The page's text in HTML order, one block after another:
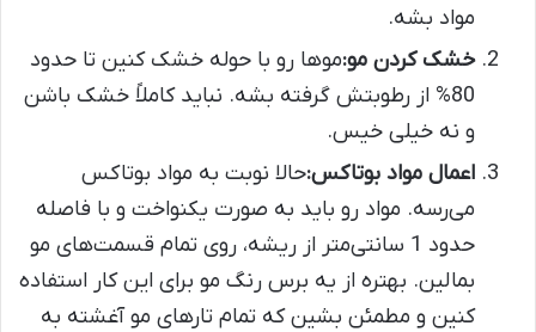
مواد بشه.
خشک کردن مو:موها رو با حوله خشک کنین تا حدود
80% از رطوبتش گرفته بشه. نباید کاملاً خشک باشن
و نه خیلی خیس.
اعمال مواد بوتاکس:حالا نوبت به مواد بوتاکس
می‌رسه. مواد رو باید به صورت یکنواخت و با فاصله
حدود 1 سانتی‌متر از ریشه، روی تمام قسمت‌های مو
بمالین. بهتره از یه برس رنگ مو برای این کار استفاده
کنین و مطمئن بشین که تمام تارهای مو آغشته به